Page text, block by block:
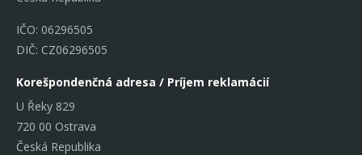
IČO: 06296505
DIČ: CZ06296505
Korešpondenčná adresa / Príjem reklamácií
U Řeky 829
720 00 Ostrava
Česká Republika